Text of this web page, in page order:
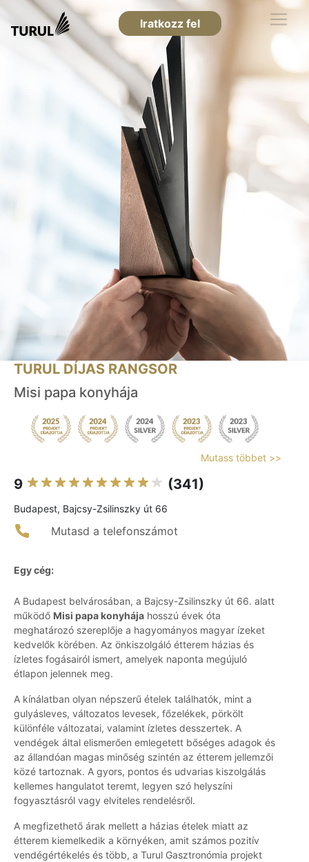
Iratkozz fel
TURUL DÍJAS RANGSOR
Misi papa konyhája
Mutass többet >>
9 (341)
Budapest, Bajcsy-Zsilinszky út 66
Mutasd a telefonszámot
Egy cég:
A Budapest belvárosában, a Bajcsy-Zsilinszky út 66. alatt
működő Misi papa konyhája hosszú évek óta
meghatározó szereplője a hagyományos magyar ízeket
kedvelők körében. Az önkiszolgáló étterem házias és
ízletes fogásairól ismert, amelyek naponta megújuló
étlapon jelennek meg.
A kínálatban olyan népszerű ételek találhatók, mint a
gulyásleves, változatos levesek, főzelékek, pörkölt
különféle változatai, valamint ízletes desszertek. A
vendégek által elismerően emlegetett bőséges adagok és
az állandóan magas minőség szintén az étterem jellemzői
közé tartoznak. A gyors, pontos és udvarias kiszolgálás
kellemes hangulatot teremt, legyen szó helyszíni
fogyasztásról vagy elviteles rendelésről.
A megfizethető árak mellett a házias ételek miatt az
étterem kiemelkedik a környéken, amit számos pozitív
vendégértékelés és több, a Turul Gasztronómia projekt